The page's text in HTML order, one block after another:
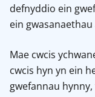
defnyddio ein
ein
Mae cwcis
cwcis hyn yn ein
gwefannau